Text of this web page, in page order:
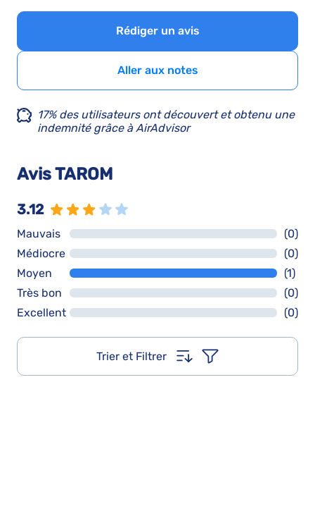
Rédiger un avis
Aller aux notes
17% des utilisateurs ont découvert et obtenu une
indemnité grâce à AirAdvisor
Avis TAROM
3.12
Mauvais
(0)
Médiocre
(0)
Moyen
(1)
Très bon
(0)
Excellent
(0)
Trier et Filtrer